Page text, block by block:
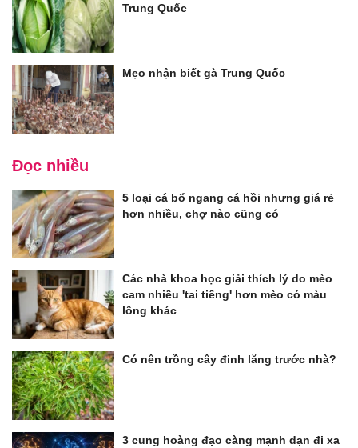
Trung Quốc
Mẹo nhận biết gà Trung Quốc
Đọc nhiều
5 loại cá bổ ngang cá hồi nhưng giá rẻ
hơn nhiều, chợ nào cũng có
Các nhà khoa học giải thích lý do mèo
cam nhiều 'tai tiếng' hơn mèo có màu
lông khác
Có nên trồng cây đinh lăng trước nhà?
3 cung hoàng đạo càng mạnh dạn đi xa